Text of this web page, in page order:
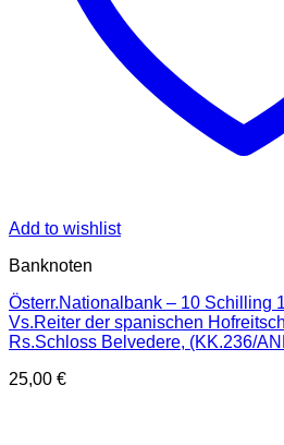
Add to wishlist
Banknoten
Österr.Nationalbank – 10 Schilling
Vs.Reiter der spanischen
Rs.Schloss Belvedere, (KK.236/
25,00 €